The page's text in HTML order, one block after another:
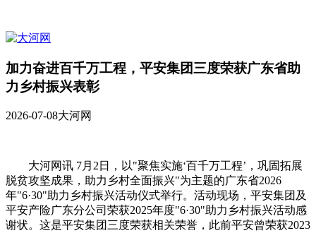
加力奋进百千万工程，平安集团三度荣获广东省助
力乡村振兴表彰
2026-07-08大河网
大河网讯 7月2日，以"聚焦实施‘百千万工程’，巩固拓展
脱贫攻坚成果，助力乡村全面振兴"为主题的广东省2026
年"6·30"助力乡村振兴活动仪式举行。活动现场，平安集团及
平安产险广东分公司荣获2025年度"6·30"助力乡村振兴活动感
谢状。这是平安集团三度荣获相关荣誉，此前平安曾荣获2023